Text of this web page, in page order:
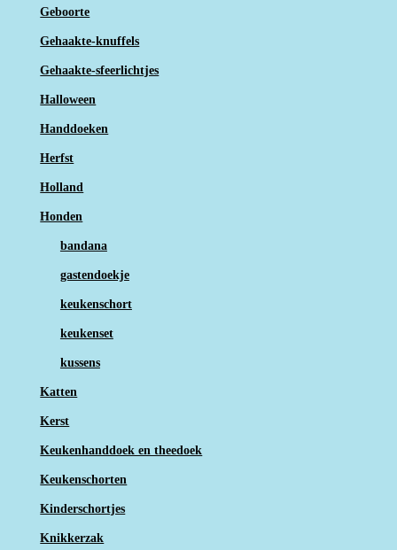
Geboorte
Gehaakte-knuffels
Gehaakte-sfeerlichtjes
Halloween
Handdoeken
Herfst
Holland
Honden
bandana
gastendoekje
keukenschort
keukenset
kussens
Katten
Kerst
Keukenhanddoek en theedoek
Keukenschorten
Kinderschortjes
Knikkerzak